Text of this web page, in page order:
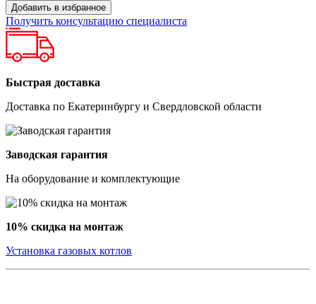
Добавить в избранное
Получить консультацию специалиста
Быстрая доставка
Доставка по Екатеринбургу и Свердловской области
Заводская гарантия
На оборудование и комплектующие
10% скидка на монтаж
Установка газовых котлов